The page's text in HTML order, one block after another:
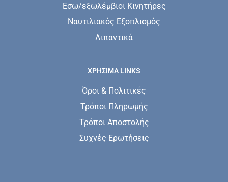
Εσω/εξωλέμβιοι Κινητήρες
Ναυτιλιακός Εξοπλισμός
Λιπαντικά
ΧΡΗΣΙΜΑ LINKS
Όροι & Πολιτικές
Τρόποι Πληρωμής
Τρόποι Αποστολής
Συχνές Ερωτήσεις